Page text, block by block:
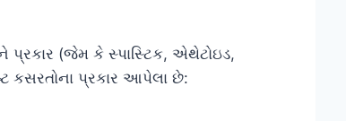
પ્રકાર (જેમ કે સ્પાસ્ટિક, એથેટોઇડ,
કસરતોના પ્રકાર આપેલા છે: